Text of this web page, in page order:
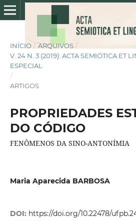
INÍCIO / ARQUIVOS /
V. 24 N. 3 (2019): ACTA SEMIÓTICA ET
ESPECIAL
/
ARTIGOS
PROPRIEDADES
DO CÓDIGO
FENÔMENOS DA SINO-ANTONÍMIA
Maria Aparecida BARBOSA
DOI: https://doi.org/10.22478/